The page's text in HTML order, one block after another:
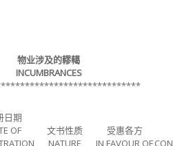
物业涉及的轇轕
INCUMBRANCES
日期
OF
文书性质
NATURE
受惠各方
IN FAVOUR OF